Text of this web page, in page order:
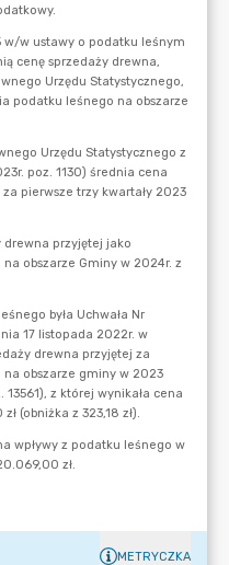
METRYCZKA